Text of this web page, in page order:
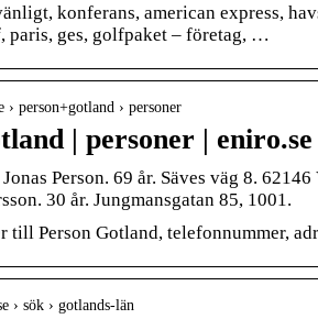
konferans, american express,
paris, ges, golfpaket – företag, …
person+gotland › personer
| personer | eniro.se
Person. 69 år. Säves väg 8.
30 år. Jungmansgatan 85, 1001.
till Person Gotland, telefonnummer,
› sök › gotlands-län